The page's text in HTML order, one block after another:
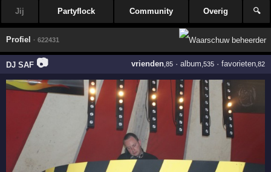
Jij Partyflock Community Overig 🔍
Profiel · 622431
DJ SAF 📷 vrienden,85· album ,535· favorieten,82